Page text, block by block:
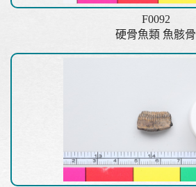
F0092
硬骨魚類 魚骸骨